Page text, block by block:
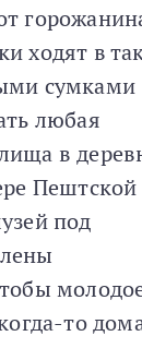
ходят в
сумками
любая
в
Пештской
под
то